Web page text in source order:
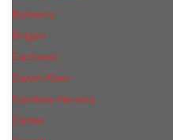
Burberry
Bvlgari
Cacharel
Calvin Klein
Carolina Herrera
Cartier